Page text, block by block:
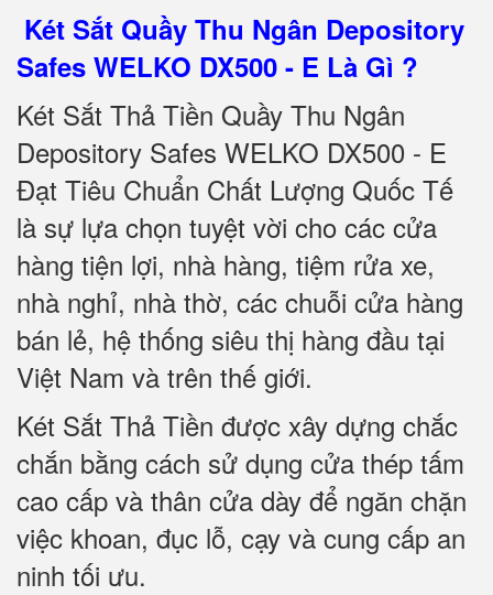
Két Sắt Quầy Thu Ngân Depository
Safes WELKO DX500 - E Là Gì ?
Két Sắt Thả Tiền Quầy Thu Ngân
Depository Safes WELKO DX500 - E
Đạt Tiêu Chuẩn Chất Lượng Quốc Tế
là sự lựa chọn tuyệt vời cho các cửa
hàng tiện lợi, nhà hàng, tiệm rửa xe,
nhà nghỉ, nhà thờ, các chuỗi cửa hàng
bán lẻ, hệ thống siêu thị hàng đầu tại
Việt Nam và trên thế giới.
Két Sắt Thả Tiền được xây dựng chắc
chắn bằng cách sử dụng cửa thép tấm
cao cấp và thân cửa dày để ngăn chặn
việc khoan, đục lỗ, cạy và cung cấp an
ninh tối ưu.